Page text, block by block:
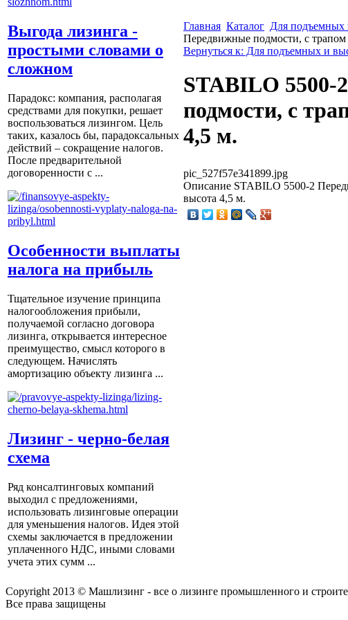
Выгода лизинга -
простыми словами о
сложном
Парадокс: компания, располагая
средствами для покупки, решает
воспользоваться лизингом. Цель
таких, казалось бы, парадоксальных
действий – сокращение налогов.
После предварительной
договоренности с ...
Особенности выплаты
налога на прибыль
Тщательное изучение принципа
налогообложения прибыли,
получаемой согласно договора
лизинга, открывается интересное
преимущество, смысл которого в
следующем. Начислять
амортизацию объекту лизинга ...
Лизинг - черно-белая
схема
Ряд консалтинговых компаний
выходил с предложениями,
использовать лизинговые операции
для уменьшения налогов. Идея этой
схемы заключается в предложении
уплаченного НДС, иными словами
учета этих сумм ...
Главная Каталог Для подъемных
Передвижные подмости, с трапом
Вернуться к: Для подъемных и
STABILO 5500-
подмости, с
4,5 м.
pic_527f57e341899.jpg
Описание STABILO 5500-2
высота 4,5 м.
Copyright 2013 © Машлизинг - все о лизинге промышленного и
Все права защищены